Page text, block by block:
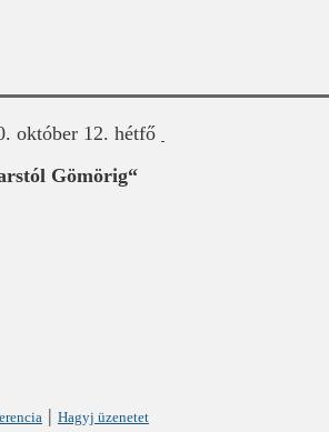
október 12. hétfő
Gömörig“
| Hagyj üzenetet